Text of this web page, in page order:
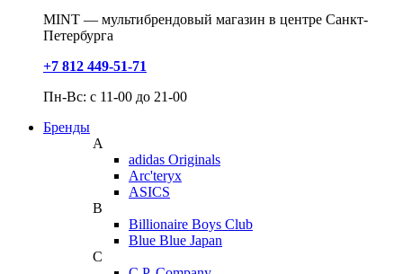
MINT — мультибрендовый магазин в центре Санкт-
Петербурга
+7 812 449-51-71
Пн-Вс: с 11-00 до 21-00
Бренды
A
adidas Originals
Arc'teryx
ASICS
B
Billionaire Boys Club
Blue Blue Japan
C